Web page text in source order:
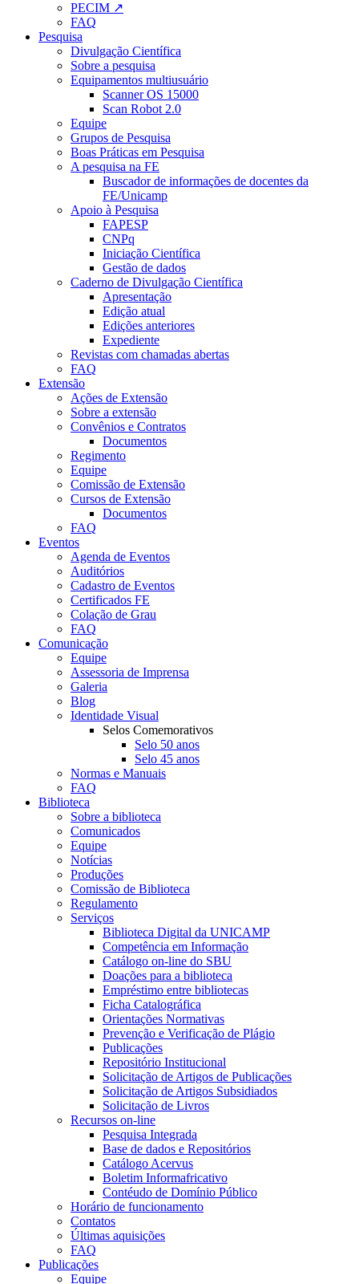
PECIM ↗
FAQ
Pesquisa
Divulgação Científica
Sobre a pesquisa
Equipamentos multiusuário
Scanner OS 15000
Scan Robot 2.0
Equipe
Grupos de Pesquisa
Boas Práticas em Pesquisa
A pesquisa na FE
Buscador de informações de docentes da
FE/Unicamp
Apoio à Pesquisa
FAPESP
CNPq
Iniciação Científica
Gestão de dados
Caderno de Divulgação Científica
Apresentação
Edição atual
Edições anteriores
Expediente
Revistas com chamadas abertas
FAQ
Extensão
Ações de Extensão
Sobre a extensão
Convênios e Contratos
Documentos
Regimento
Equipe
Comissão de Extensão
Cursos de Extensão
Documentos
FAQ
Eventos
Agenda de Eventos
Auditórios
Cadastro de Eventos
Certificados FE
Colação de Grau
FAQ
Comunicação
Equipe
Assessoria de Imprensa
Galeria
Blog
Identidade Visual
Selos Comemorativos
Selo 50 anos
Selo 45 anos
Normas e Manuais
FAQ
Biblioteca
Sobre a biblioteca
Comunicados
Equipe
Notícias
Produções
Comissão de Biblioteca
Regulamento
Serviços
Biblioteca Digital da UNICAMP
Competência em Informação
Catálogo on-line do SBU
Doações para a biblioteca
Empréstimo entre bibliotecas
Ficha Catalográfica
Orientações Normativas
Prevenção e Verificação de Plágio
Publicações
Repositório Institucional
Solicitação de Artigos de Publicações
Solicitação de Artigos Subsidiados
Solicitação de Livros
Recursos on-line
Pesquisa Integrada
Base de dados e Repositórios
Catálogo Acervus
Boletim Informafricativo
Contéudo de Domínio Público
Horário de funcionamento
Contatos
Últimas aquisições
FAQ
Publicações
Equipe